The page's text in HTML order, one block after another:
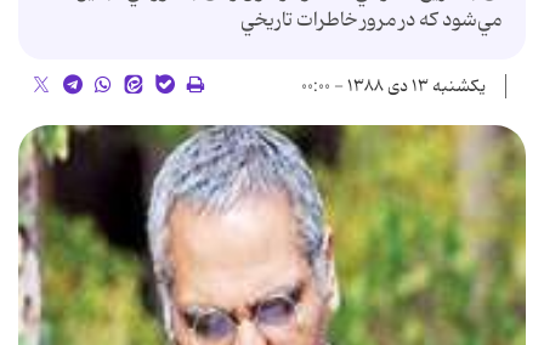
مي‌شود كه در مرور خاطرات تاريخي
یکشنبه ۱۳ دی ۱۳۸۸ - ۰۰:۰۰